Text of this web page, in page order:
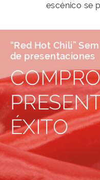
escénico se
“Red Hot Chili”
de presentaciones
ÉXITO